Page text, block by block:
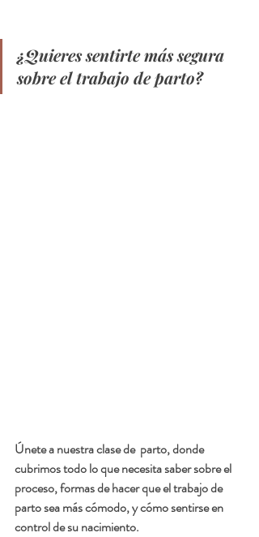
¿Quieres sentirte más segura
sobre el trabajo de parto?
Únete a nuestra clase de  parto, donde
cubrimos todo lo que necesita saber sobre el
proceso, formas de hacer que el trabajo de
parto sea más cómodo, y cómo sentirse en
control de su nacimiento.